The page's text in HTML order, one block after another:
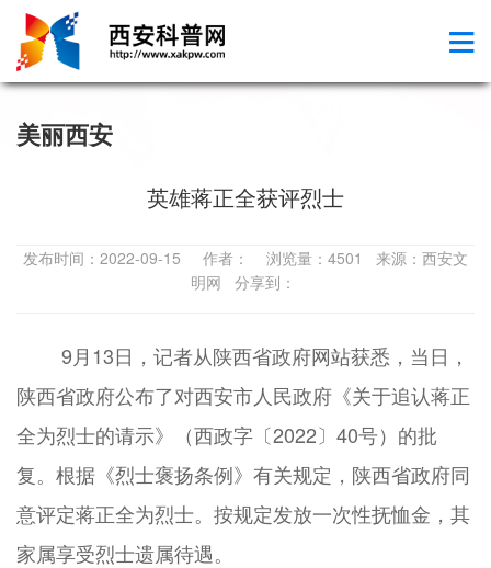
美丽西安
英雄蒋正全获评烈士
发布时间：2022-09-15 作者： 浏览量：4501 来源：西安文
明网 分享到：
9月13日，记者从陕西省政府网站获悉，当日，
陕西省政府公布了对西安市人民政府《关于追认蒋正
全为烈士的请示》（西政字〔2022〕40号）的批
复。根据《烈士褒扬条例》有关规定，陕西省政府同
意评定蒋正全为烈士。按规定发放一次性抚恤金，其
家属享受烈士遗属待遇。